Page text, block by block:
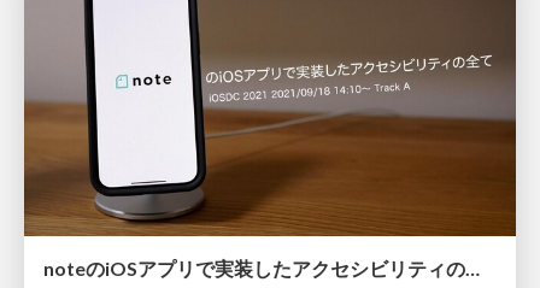
noteのiOSアプリで実装したアクセシビリティの全て #iosdc #a /a11y_with_iOS_App_on_note